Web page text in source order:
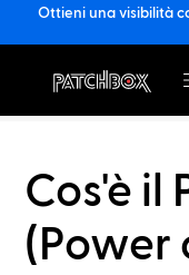
Ottieni una visibilità
Cos'è il
(Power